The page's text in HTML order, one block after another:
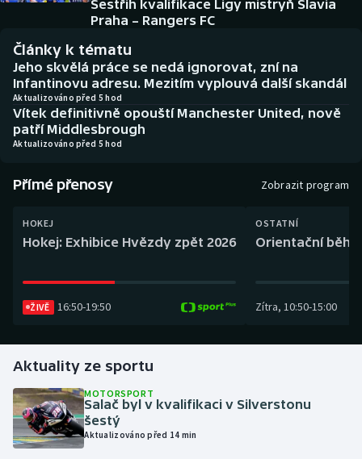
Americký fotbal
Baseball a softbal
Basketbal
Biatlon
Curling
Florbal
Golf
Gymnastika
NEPŘEHLÉDNĚTE
Soutěže
Historické návraty
Aplikace ČT sport
Sestřih kvalifikace Ligy mistryň Slavia
Praha – Rangers FC
Články k tématu
Jeho skvělá práce se nedá ignorovat, zní na
Infantinovu adresu. Mezitím vyplouvá další skandál
Aktualizováno před 5 hod
Vítek definitivně opouští Manchester United, nově
patří Middlesbrough
Aktualizováno před 5 hod
Přímé přenosy Zobrazit program
HOKEJ
Hokej: Exhibice Hvězdy zpět 2026
ŽIVĚ 16:50-19:50
OSTATNÍ
Orientační běh:
Zítra, 10:50-15:00
Aktuality ze sportu
MOTORSPORT
Salač byl v kvalifikaci v Silverstonu
šestý
Aktualizováno před 14 min